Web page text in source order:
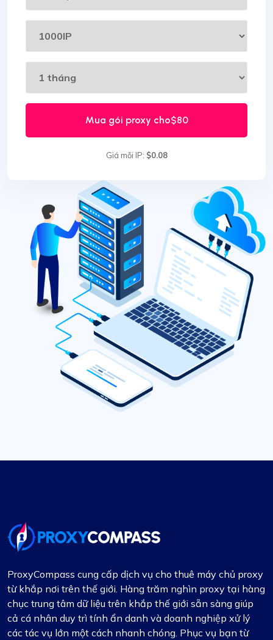
Mua gói proxy cho$80
Giá mỗi IP: $0.08
ProxyCompass cung cấp dịch vụ cho thuê máy chủ proxy
từ khắp nơi trên thế giới. Hàng trăm nghìn proxy tại hàng
chục trung tâm dữ liệu trên khắp thế giới sẵn sàng giúp
cả cá nhân duy trì tính ẩn danh và doanh nghiệp xử lý
các tác vụ lớn một cách nhanh chóng. Phục vụ bạn từ